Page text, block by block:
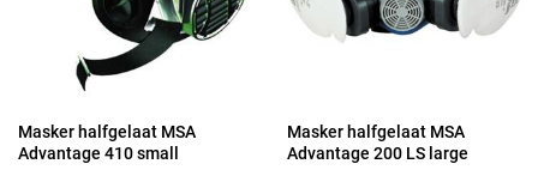
Masker halfgelaat MSA
Advantage 410 small
Masker halfgelaat MSA
Advantage 200 LS large